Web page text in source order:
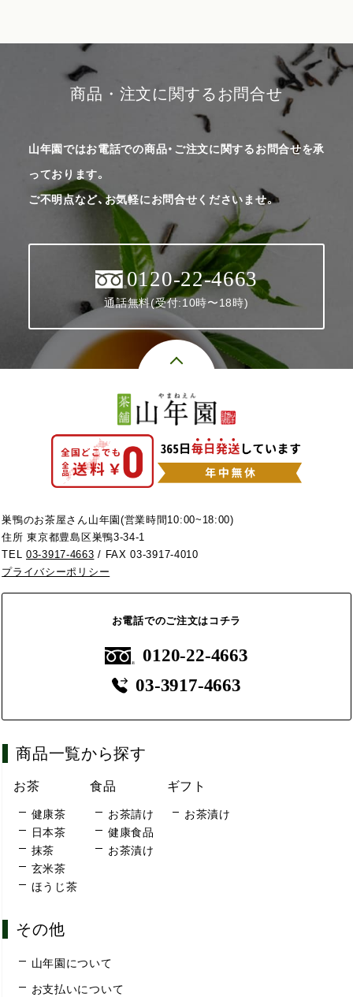
商品・注文に関するお問合せ
山年園ではお電話での商品・ご注文に関するお問合せを承
っております。
ご不明点など、お気軽にお問合せくださいませ。
0120-22-4663
通話無料(受付:10時〜18時)
巣鴨のお茶屋さん山年園(営業時間10:00~18:00)
住所 東京都豊島区巣鴨3-34-1
TEL03-3917-4663 / FAX 03-3917-4010
プライバシーポリシー
お電話でのご注文はコチラ
0120-22-4663
03-3917-4663
商品一覧から探す
お茶
健康茶
日本茶
抹茶
玄米茶
ほうじ茶
食品
お茶請け
健康食品
お茶漬け
ギフト
お茶漬け
その他
山年園について
お支払いについて